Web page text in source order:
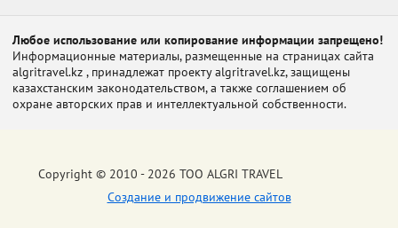
Любое использование или копирование информации запрещено!
Информационные материалы, размещенные на страницах сайта
algritravel.kz , принадлежат проекту algritravel.kz, защищены
казахстанским законодательством, а также соглашением об
охране авторских прав и интеллектуальной собственности.
Copyright © 2010 - 2026 ТОО ALGRI TRAVEL
Создание и продвижение сайтов